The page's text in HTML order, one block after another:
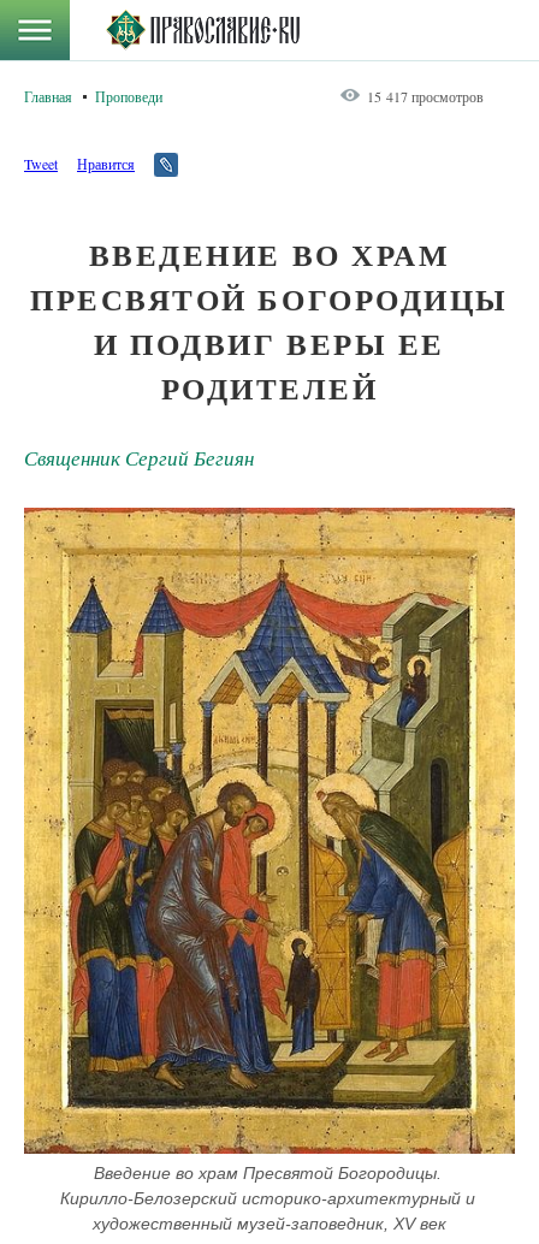
Главная Проповеди 15 417 просмотров
Tweet Нравится
ВВЕДЕНИЕ ВО ХРАМ
ПРЕСВЯТОЙ БОГОРОДИЦЫ
И ПОДВИГ ВЕРЫ ЕЕ
РОДИТЕЛЕЙ
Священник Сергий Бегиян
Введение во храм Пресвятой Богородицы.
Кирилло-Белозерский историко-архитектурный и
художественный музей-заповедник, XV век